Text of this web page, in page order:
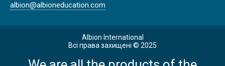
AMERICAN HIGH SCHOOL DIPLOMA
ОНЛАЙН, ASU PREP DIGITAL,
СРЕДНЕЕ ОБРАЗОВАНИЕ,
albion@albioneducation.com
Albion International
Всі права захищені © 2025